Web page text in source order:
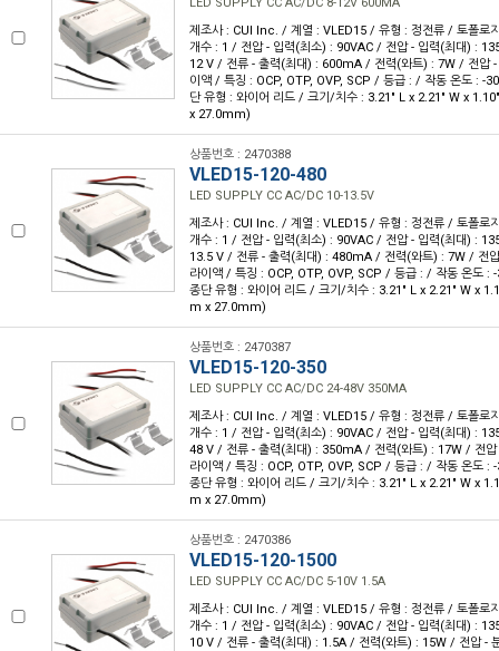
제조사 : CUI Inc. / 계열 : VLED15 / 유형 : 정전류 / 토폴로
개수 : 1 / 전압 - 입력(최소) : 90VAC / 전압 - 입력(최대) :
12 V / 전류 - 출력(최대) : 600mA / 전력(와트) : 7W / 전압 -
이액 / 특징 : OCP, OTP, OVP, SCP / 등급 : / 작동 온도 : -
단 유형 : 와이어 리드 / 크기/치수 : 3.21" L x 2.21" W x
x 27.0mm)
상품번호 : 2470388
VLED15-120-480
LED SUPPLY CC AC/DC 10-13.5V
제조사 : CUI Inc. / 계열 : VLED15 / 유형 : 정전류 / 토폴로
개수 : 1 / 전압 - 입력(최소) : 90VAC / 전압 - 입력(최대) :
13.5 V / 전류 - 출력(최대) : 480mA / 전력(와트) : 7W / 전
라이액 / 특징 : OCP, OTP, OVP, SCP / 등급 : / 작동 온도 :
종단 유형 : 와이어 리드 / 크기/치수 : 3.21" L x 2.21" W x
m x 27.0mm)
상품번호 : 2470387
VLED15-120-350
LED SUPPLY CC AC/DC 24-48V 350MA
제조사 : CUI Inc. / 계열 : VLED15 / 유형 : 정전류 / 토폴로
개수 : 1 / 전압 - 입력(최소) : 90VAC / 전압 - 입력(최대) :
48 V / 전류 - 출력(최대) : 350mA / 전력(와트) : 17W / 전압
라이액 / 특징 : OCP, OTP, OVP, SCP / 등급 : / 작동 온도 :
종단 유형 : 와이어 리드 / 크기/치수 : 3.21" L x 2.21" W x
m x 27.0mm)
상품번호 : 2470386
VLED15-120-1500
LED SUPPLY CC AC/DC 5-10V 1.5A
제조사 : CUI Inc. / 계열 : VLED15 / 유형 : 정전류 / 토폴로
개수 : 1 / 전압 - 입력(최소) : 90VAC / 전압 - 입력(최대) :
10 V / 전류 - 출력(최대) : 1.5A / 전력(와트) : 15W / 전압 -